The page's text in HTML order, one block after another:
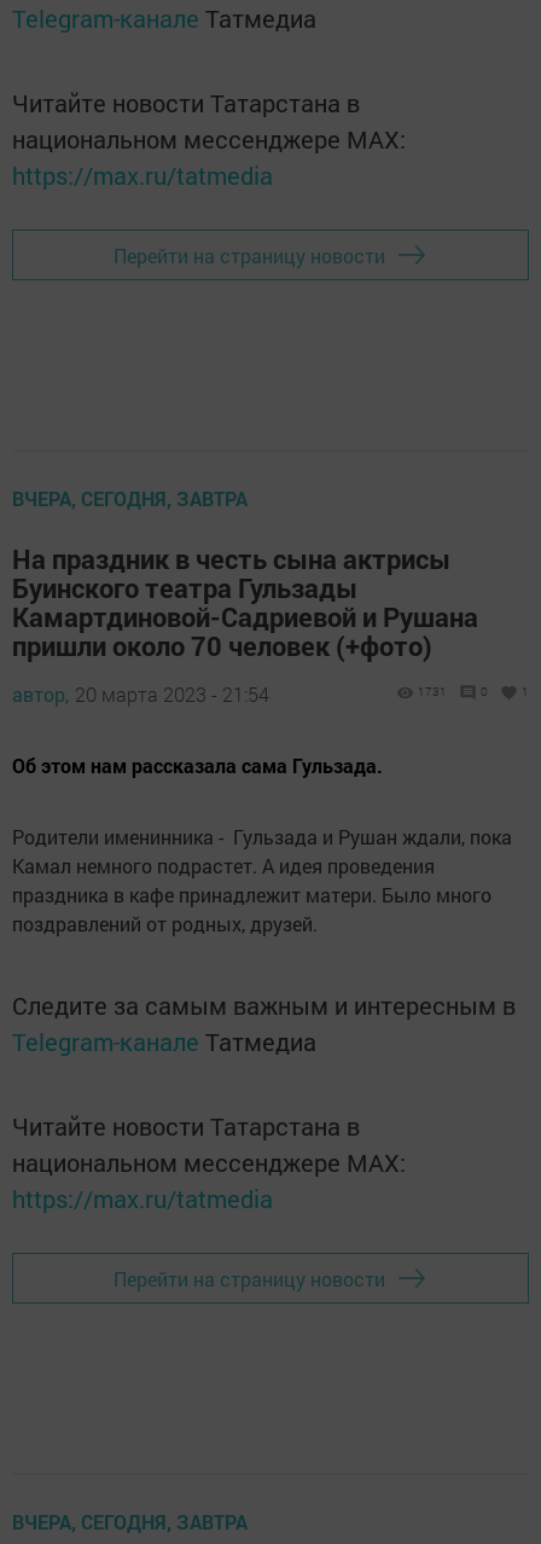
Telegram-канале Татмедиа
Читайте новости Татарстана в
национальном мессенджере MАХ:
https://max.ru/tatmedia
Перейти на страницу новости
ВЧЕРА, СЕГОДНЯ, ЗАВТРА
На праздник в честь сына актрисы
Буинского театра Гульзады
Камартдиновой-Садриевой и Рушана
пришли около 70 человек (+фото)
автор, 20 марта 2023 - 21:54 1731 0 1
Об этом нам рассказала сама Гульзада.
Родители именинника - Гульзада и Рушан ждали, пока
Камал немного подрастет. А идея проведения
праздника в кафе принадлежит матери. Было много
поздравлений от родных, друзей.
Следите за самым важным и интересным в
Telegram-канале Татмедиа
Читайте новости Татарстана в
национальном мессенджере MАХ:
https://max.ru/tatmedia
Перейти на страницу новости
ВЧЕРА, СЕГОДНЯ, ЗАВТРА